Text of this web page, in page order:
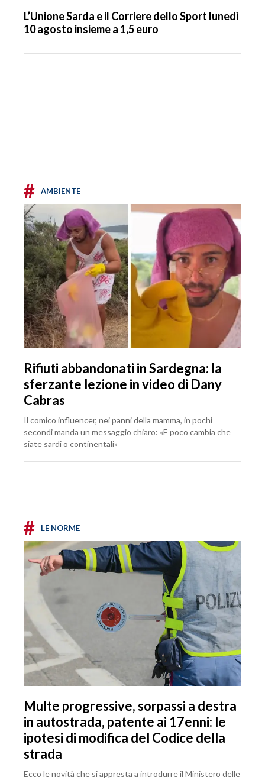
L’Unione Sarda e il Corriere dello Sport lunedì
10 agosto insieme a 1,5 euro
# AMBIENTE
Rifiuti abbandonati in Sardegna: la
sferzante lezione in video di Dany
Cabras
Il comico influencer, nei panni della mamma, in pochi
secondi manda un messaggio chiaro: «E poco cambia che
siate sardi o continentali»
# LE NORME
Multe progressive, sorpassi a destra
in autostrada, patente ai 17enni: le
ipotesi di modifica del Codice della
strada
Ecco le novità che si appresta a introdurre il Ministero delle